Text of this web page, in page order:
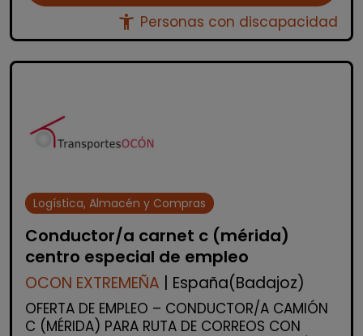
accessibility_new Personas con discapacidad
Logística, Almacén y Compras
Conductor/a carnet c (mérida)
centro especial de empleo
OCON EXTREMEÑA | España(Badajoz)
OFERTA DE EMPLEO – CONDUCTOR/A CAMIÓN
C (MÉRIDA) PARA RUTA DE CORREOS CON